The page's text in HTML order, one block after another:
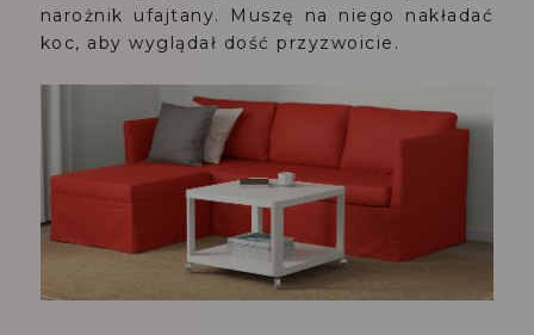
narożnik ufajtany. Muszę na niego nakładać
koc, aby wyglądał dość przyzwoicie.